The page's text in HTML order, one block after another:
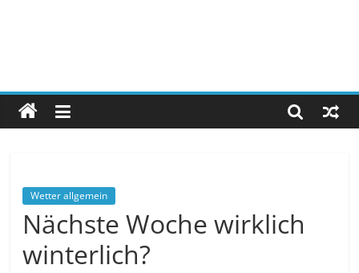
Wetter allgemein
Nächste Woche wirklich
winterlich?